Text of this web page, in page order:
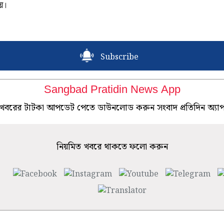
Subscribe
Sangbad Pratidin News App
খবরের টাটকা আপডেট পেতে ডাউনলোড করুন সংবাদ প্রতিদিন
নিয়মিত খবরে থাকতে ফলো করুন